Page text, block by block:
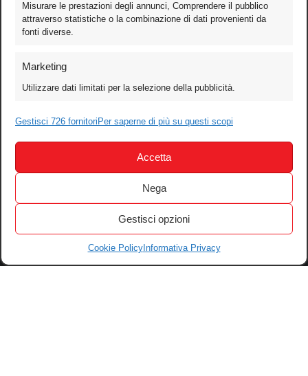
Misurare le prestazioni degli annunci, Comprendere il pubblico
attraverso statistiche o la combinazione di dati provenienti da
fonti diverse.
Marketing
Utilizzare dati limitati per la selezione della pubblicità.
Gestisci 726 fornitori Per saperne di più su questi scopi
Accetta
Nega
Gestisci opzioni
Cookie PolicyInformativa Privacy
Games
Test
Audio
Festival & Concorsi
Iscriviti alla newsletter